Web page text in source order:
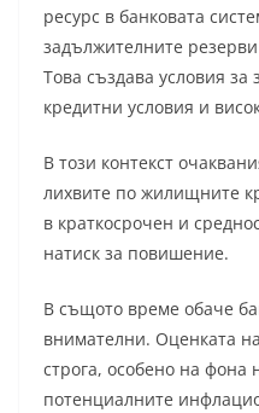
ресурс в банковата
задължителните
Това създава условия за
кредитни условия и
В този контекст
лихвите по жилищните
в краткосрочен и
натиск за повишение.
В същото време обаче
внимателни. Оценката
строга, особено на фона
потенциалните